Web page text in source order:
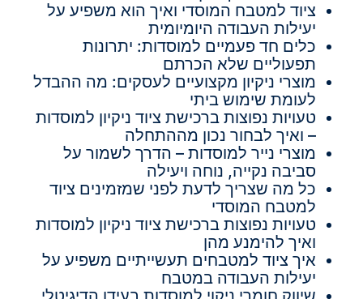
ציוד למטבח המוסדי ואיך הוא משפיע על
יעילות העבודה היומיומית
כלים חד פעמיים למוסדות: יתרונות
תפעוליים שלא הכרתם
מוצרי ניקיון מקצועיים לעסקים: מה ההבדל
לעומת שימוש ביתי
טעויות נפוצות ברכישת ציוד ניקיון למוסדות
– ואיך לבחור נכון מההתחלה
מוצרי נייר למוסדות – הדרך לשמור על
סביבה נקייה, נוחה ויעילה
כל מה שצריך לדעת לפני שמזמינים ציוד
למטבח המוסדי
טעויות נפוצות ברכישת ציוד ניקיון למוסדות
ואיך להימנע מהן
איך ציוד למטבחים תעשייתיים משפיע על
יעילות העבודה במטבח